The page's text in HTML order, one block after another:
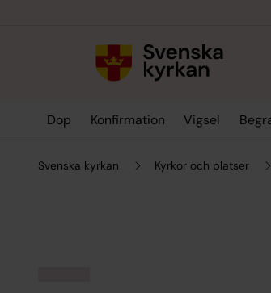
Dop Konfirmation Vigsel
Svenska kyrkan Kyrkor och platser